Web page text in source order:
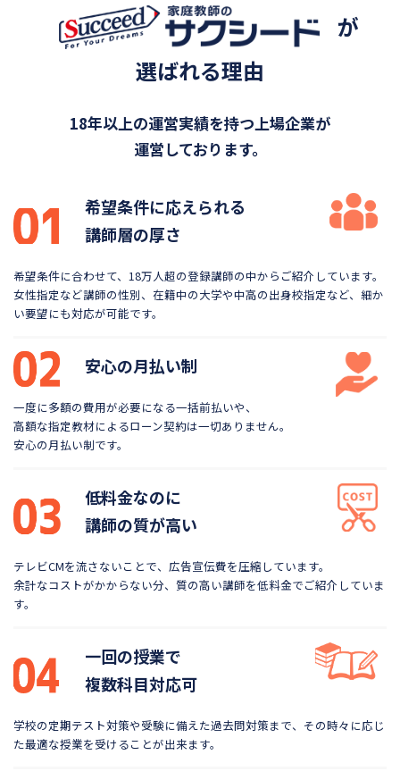
が
選ばれる理由
18年以上の運営実績を持つ上場企業が
運営しております。
希望条件に応えられる
講師層の厚さ
希望条件に合わせて、18万人超の登録講師の中から ご紹介しています。
女性指定など講師の性別、在籍中の大学や中高の出身校指定など、細か
い要望にも対応が可能です。
安心の月払い制
一度に多額の費用が必要になる一括前払いや、
高額な指定教材によるローン契約は一切ありません。
安心の月払い制です。
低料金なのに
講師の質が高い
テレビCMを流さないことで、広告宣伝費を圧縮しています。
余計なコストがかからない分、質の高い講師を低料金でご紹介していま
す。
一回の授業で
複数科目対応可
学校の定期テスト対策や受験に備えた過去問対策まで、 その時々に応じ
た最適な授業を受けることが出来ます。